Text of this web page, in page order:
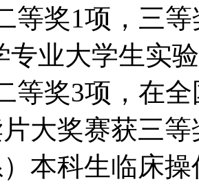
等奖1项，三
专业大学生实
等奖3项，在
大奖赛获三
本科生临床